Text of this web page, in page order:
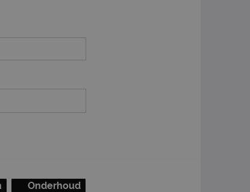
Onderhoud